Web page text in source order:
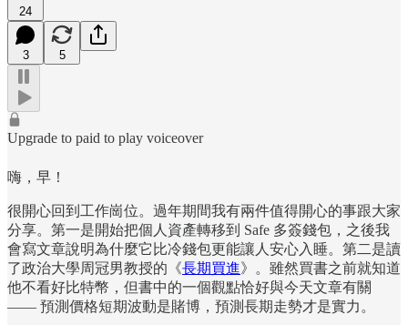
24
3 5
Upgrade to paid to play voiceover
嗨，早！
很開心回到工作崗位。過年期間我有兩件值得開心的事跟大家
分享。第一是開始把個人資產轉移到 Safe 多簽錢包，之後我
會寫文章說明為什麼它比冷錢包更能讓人安心入睡。第二是讀
了政治大學周冠男教授的《長期買進》。雖然買書之前就知道
他不看好比特幣，但書中的一個觀點恰好與今天文章有關
—— 預測價格短期波動是賭博，預測長期走勢才是實力。